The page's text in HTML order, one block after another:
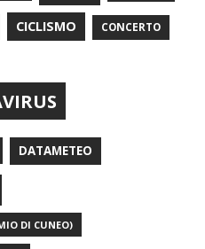
CICLISMO CONCERTO
DATAMETEO
DI CUNEO)